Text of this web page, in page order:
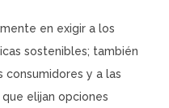
en exigir a los
sostenibles; también
consumidores y a las
elijan opciones